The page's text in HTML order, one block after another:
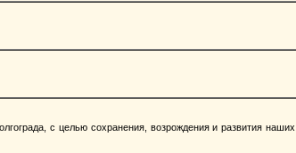
с целью сохранения, возрождения и развития наших